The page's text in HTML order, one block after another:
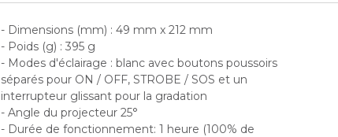
- Dimensions (mm) : 49 mm x 212 mm
- Poids (g) : 395 g
- Modes d'éclairage : blanc avec boutons poussoirs
séparés pour ON / OFF, STROBE / SOS et un
interrupteur glissant pour la gradation
- Angle du projecteur 25°
- Durée de fonctionnement: 1 heure (100% de